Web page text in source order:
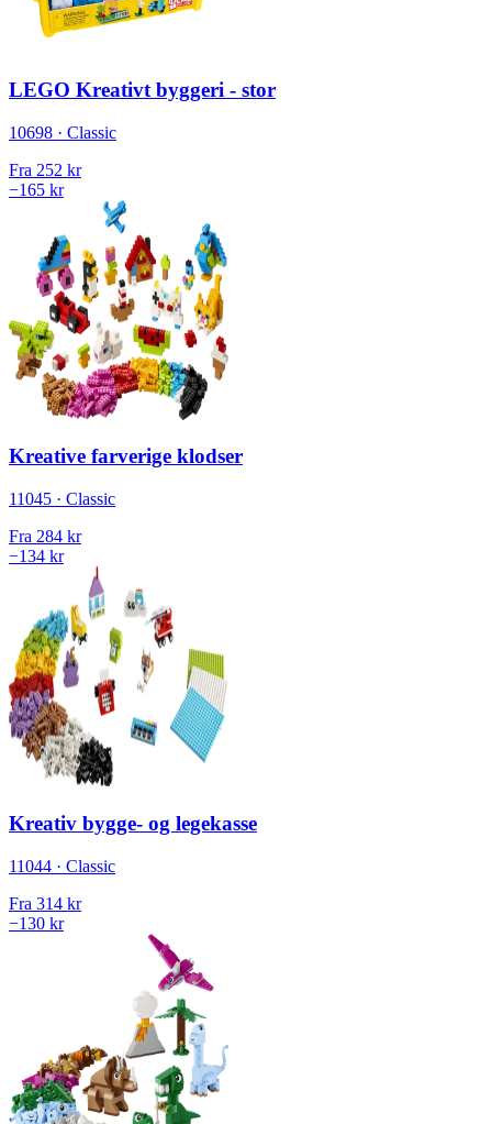
LEGO Kreativt byggeri - stor
10698 · Classic
Fra 252 kr
−165 kr
Kreative farverige klodser
11045 · Classic
Fra 284 kr
−134 kr
Kreativ bygge- og legekasse
11044 · Classic
Fra 314 kr
−130 kr